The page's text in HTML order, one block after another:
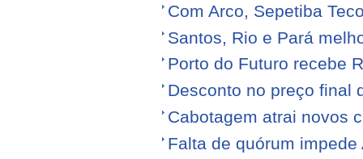
Com Arco, Sepetiba
Santos, Rio e Pará
Porto do Futuro recebe
Desconto no preço final
Cabotagem atrai novos
Falta de quórum